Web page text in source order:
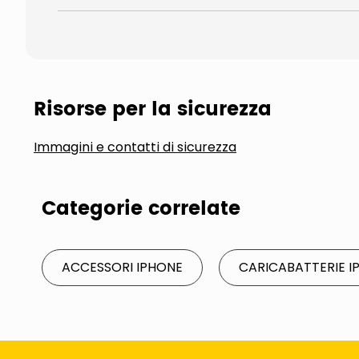
Risorse per la sicurezza
Immagini e contatti di sicurezza
Categorie correlate
ACCESSORI IPHONE CARICABATTERIE